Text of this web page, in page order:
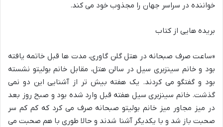
خواننده در سراسر جهان را مجذوب خود می کند.
بریده هایی از کتاب
«ساعت صرف صبحانه در هتل گلن گاوری، مدت ها قبل خاتمه یافته
بود و خانم سینزبری سیل در سالن هتل، مقابل خانم بولیتو نشسته
بود و گفتگو می کردند. یک هفته بیش تر از آشنایی این دو نمی
گذشت. خانم سینزبری سیل هفته قبل وارد شده بود و صبح روز بعد
در میز مجاور میز خانم بولیتو صبحانه صرف می کرد که کم کم سر
صحبت باز شد و با یکدیگر آشنا شدند و حالا طوری با هم صحبت می